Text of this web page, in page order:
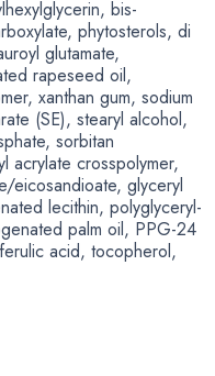
, bis-
, phytosterols, di
glutamate,
rapeseed oil,
, xanthan gum, sodium
(SE), stearyl alcohol,
, sorbitan
acrylate crosspolymer,
eicosandioate, glyceryl
lecithin, polyglyceryl-
palm oil, PPG-24
ferulic acid, tocopherol,